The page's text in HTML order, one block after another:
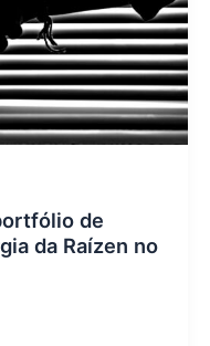
de
da Raízen no